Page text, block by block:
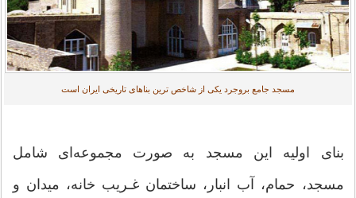
مسجد جامع بروجرد یكی از شاخص ترین بناهای تاریخی ایران است
مسجد، حمام‎، آب‎ انبار، ساختمان‎‎ غـریب‎ خانه‎، میدان و